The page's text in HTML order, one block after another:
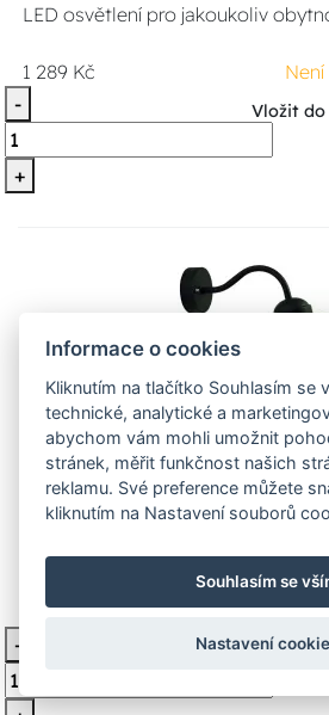
LED osvětlení pro jakoukoliv
1 289 Kč
-
+
Vložit do
Nordlux Luxembourg -
Nordlux
Praktická venkovní nástěnná
ze série
2 062 Kč
-
Vložit do
Informace o cookies
Kliknutím na tlačítko Souhlasím se
technické, analytické a
abychom vám mohli umožnit
stránek, měřit funkčnost našich
reklamu. Své preference můžete
kliknutím na Nastavení souborů
Souhlasím se
Nastavení